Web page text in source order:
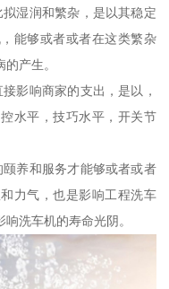
湿润和繁杂，是以其稳定
能够或者或者在这类繁杂
产生。
影响商家的支出，是以，
水平，技巧水平，开关节
养和服务才能够或者或者
力气，也是影响工程洗车
洗车机的寿命光阴。